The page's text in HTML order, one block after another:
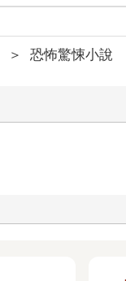
＞ 恐怖驚悚小說